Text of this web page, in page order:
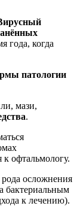
года, когда
патологии
мази,
.
к офтальмологу.
осложнения
бактериальным
к лечению).